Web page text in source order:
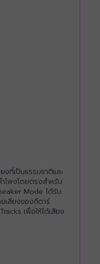
งที่เป็นธรรมชาติและ
โพงโดยตรงสำหรับ
Mode ได้รับ
ยเสียงของกีตาร์
เพื่อให้ได้เสียง